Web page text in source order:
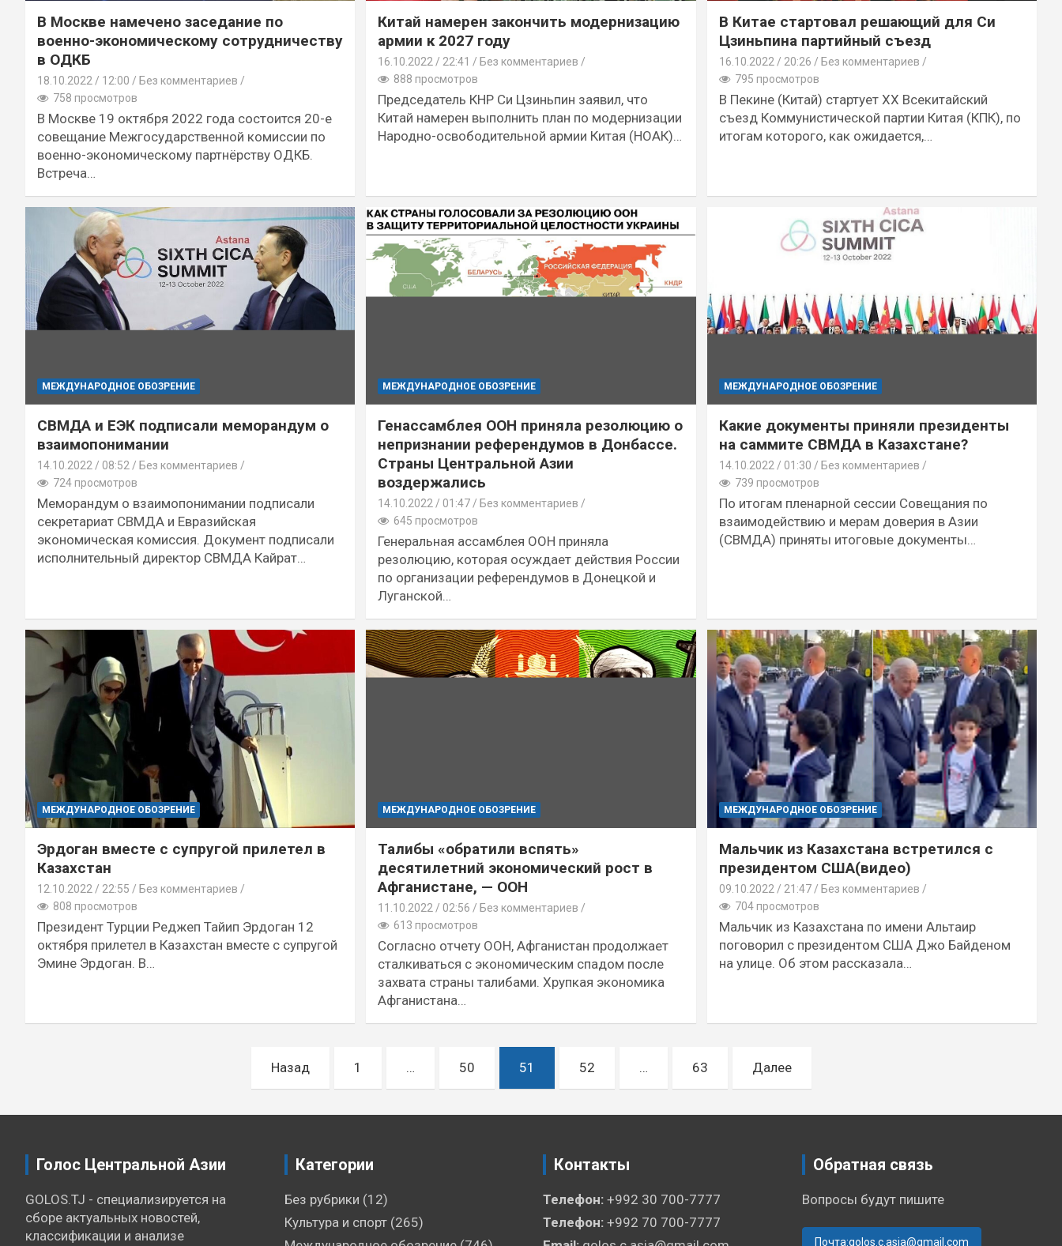
В Москве намечено заседание по
военно-экономическому сотрудничеству
в ОДКБ
18.10.2022 12:00 / Без комментариев
758 просмотров
В Москве 19 октября 2022 года состоится 20-е
совещание Межгосударственной комиссии по
военно-экономическому партнёрству ОДКБ.
Встреча…
Китай намерен закончить модернизацию
армии к 2027 году
16.10.2022 22:41 / Без комментариев
888 просмотров
Председатель КНР Си Цзиньпин заявил, что
Китай намерен выполнить план по модернизации
Народно-освободительной армии Китая (НОАК)…
В Китае стартовал решающий для Си
Цзиньпина партийный съезд
16.10.2022 20:26 / Без комментариев
795 просмотров
В Пекине (Китай) стартует ХХ Всекитайский
съезд Коммунистической партии Китая (КПК), по
итогам которого, как ожидается,…
МЕЖДУНАРОДНОЕ ОБОЗРЕНИЕ
СВМДА и ЕЭК подписали меморандум о
взаимопонимании
14.10.2022 08:52 / Без комментариев
724 просмотров
Меморандум о взаимопонимании подписали
секретариат СВМДА и Евразийская
экономическая комиссия. Документ подписали
исполнительный директор СВМДА Кайрат…
МЕЖДУНАРОДНОЕ ОБОЗРЕНИЕ
Генассамблея ООН приняла резолюцию о
непризнании референдумов в Донбассе.
Страны Центральной Азии
воздержались
14.10.2022 01:47 / Без комментариев
645 просмотров
Генеральная ассамблея ООН приняла
резолюцию, которая осуждает действия России
по организации референдумов в Донецкой и
Луганской…
МЕЖДУНАРОДНОЕ ОБОЗРЕНИЕ
Какие документы приняли президенты
на саммите СВМДА в Казахстане?
14.10.2022 01:30 / Без комментариев
739 просмотров
По итогам пленарной сессии Совещания по
взаимодействию и мерам доверия в Азии
(СВМДА) приняты итоговые документы…
МЕЖДУНАРОДНОЕ ОБОЗРЕНИЕ
Эрдоган вместе с супругой прилетел в
Казахстан
12.10.2022 22:55 / Без комментариев
808 просмотров
Президент Турции Реджеп Тайип Эрдоган 12
октября прилетел в Казахстан вместе с супругой
Эмине Эрдоган. В…
МЕЖДУНАРОДНОЕ ОБОЗРЕНИЕ
Талибы «обратили вспять»
десятилетний экономический рост в
Афганистане, — ООН
11.10.2022 02:56 /Без комментариев
613 просмотров
Согласно отчету ООН, Афганистан продолжает
сталкиваться с экономическим спадом после
захвата страны талибами. Хрупкая экономика
Афганистана…
МЕЖДУНАРОДНОЕ ОБОЗРЕНИЕ
Мальчик из Казахстана встретился с
президентом США(видео)
09.10.2022 21:47 / Без комментариев
704 просмотров
Мальчик из Казахстана по имени Альтаир
поговорил с президентом США Джо Байденом
на улице. Об этом рассказала…
Назад 1 … 50 51 52 … 63 Далее
Голос Центральной Азии
GOLOS.TJ - специализируется на
сборе актуальных новостей,
классификации и анализе
Категории
Без рубрики (12)
Культура и спорт(265)
Контакты
Телефон: +992 30 700-7777
Телефон: +992 70 700-7777
Обратная связь
Вопросы будут пишите
Почта:golos.c.asia@gmail.com